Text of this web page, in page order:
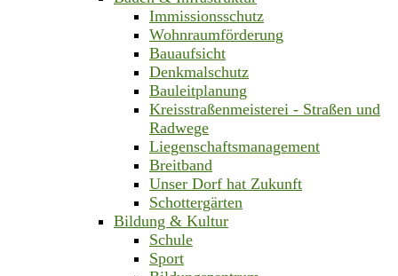
Immissionsschutz
Wohnraumförderung
Bauaufsicht
Denkmalschutz
Bauleitplanung
Kreisstraßenmeisterei - Straßen und
Radwege
Liegenschaftsmanagement
Breitband
Unser Dorf hat Zukunft
Schottergärten
Bildung & Kultur
Schule
Sport